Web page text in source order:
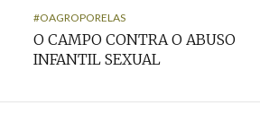
#OAGROPORELAS
O CAMPO CONTRA O ABUSO
INFANTIL SEXUAL